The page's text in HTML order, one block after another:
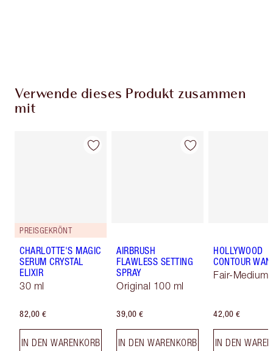
Verwende dieses Produkt zusammen
mit
PREISGEKRÖNT
CHARLOTTE'S MAGIC
SERUM CRYSTAL
ELIXIR
30 ml
82,00 €
IN DEN WARENKORB
AIRBRUSH
FLAWLESS SETTING
SPRAY
Original 100 ml
39,00 €
IN DEN WARENKORB
HOLLYWOOD
CONTOUR
Fair-Medium
42,00 €
IN DEN